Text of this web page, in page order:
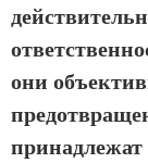
они